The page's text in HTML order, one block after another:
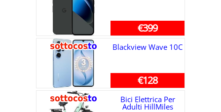
€399
Blackview Wave 10C
€128
Bici Elettrica Per
Adulti HillMiles